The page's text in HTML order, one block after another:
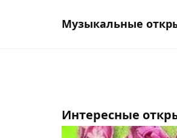
Музыкальные
Интересные